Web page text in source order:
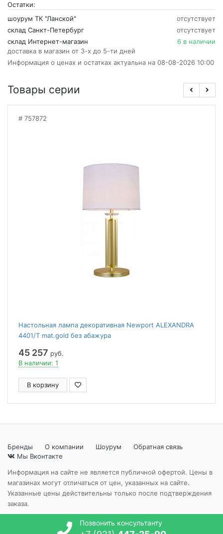
Остатки:
шоурум ТК "Ланской"
отсутствует
склад Санкт-Петербург
отсутствует
склад Интернет-магазин
6 в наличии
доставка в магазин от 3-х до 5-ти дней
Информация о ценах и остатках актуальна на 08-08-2026 10:00
Товары серии
757872
Настольная лампа декоративная Newport ALEXANDRA
4401/T mat.gold без абажура
45 257 руб.
В наличии: 1
В корзину
Бренды О компании Шоурум
Обратная связь
Мы Вконтакте
Информация на сайте не является публичной офертой. Цены в
магазинах могут отличаться от цен, указанных на сайте.
Указанные цены действительны только после подтверждения
заказа.
Позвонить консультанту